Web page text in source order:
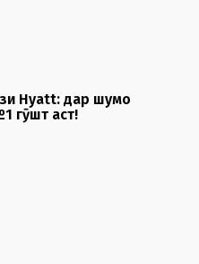
Hyatt: дар шумо
гӯшт аст!